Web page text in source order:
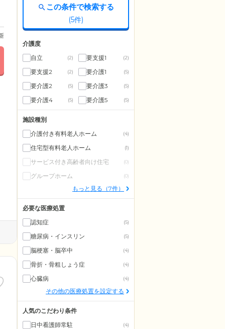
この条件で検索する
(5件)
介護度
自立
(2) 要支援1 (2)
要支援2 (2) 要介護1 (5)
要介護2 (5) 要介護3 (5)
要介護4 (5) 要介護5 (5)
施設種別
介護付き有料老人ホーム
(4)
住宅型有料老人ホーム (1)
サービス付き高齢者向け住宅 (0)
グループホーム (0)
もっと見る（7件）
必要な医療処置
認知症
(5)
糖尿病・インスリン (5)
脳梗塞・脳卒中 (4)
骨折・骨粗しょう症 (4)
心臓病 (4)
その他の医療処置を設定する
人気のこだわり条件
日中看護師常駐
(4)